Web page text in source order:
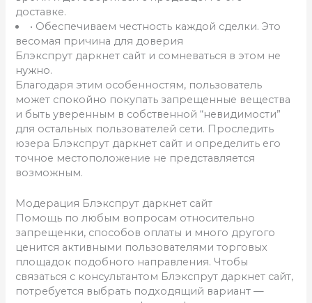
доставке.
• Обеспечиваем честность каждой сделки. Это
весомая причина для доверия
Блэкспрут даркнет сайт и сомневаться в этом не
нужно.
Благодаря этим особенностям, пользователь
может спокойно покупать запрещенные вещества
и быть уверенным в собственной “невидимости”
для остальных пользователей сети. Проследить
юзера Блэкспрут даркнет сайт и определить его
точное местоположение не представляется
возможным.
Модерация Блэкспрут даркнет сайт
Помощь по любым вопросам относительно
запрещенки, способов оплаты и много другого
ценится активными пользователями торговых
площадок подобного направления. Чтобы
связаться с консультантом Блэкспрут даркнет сайт,
потребуется выбрать подходящий вариант —